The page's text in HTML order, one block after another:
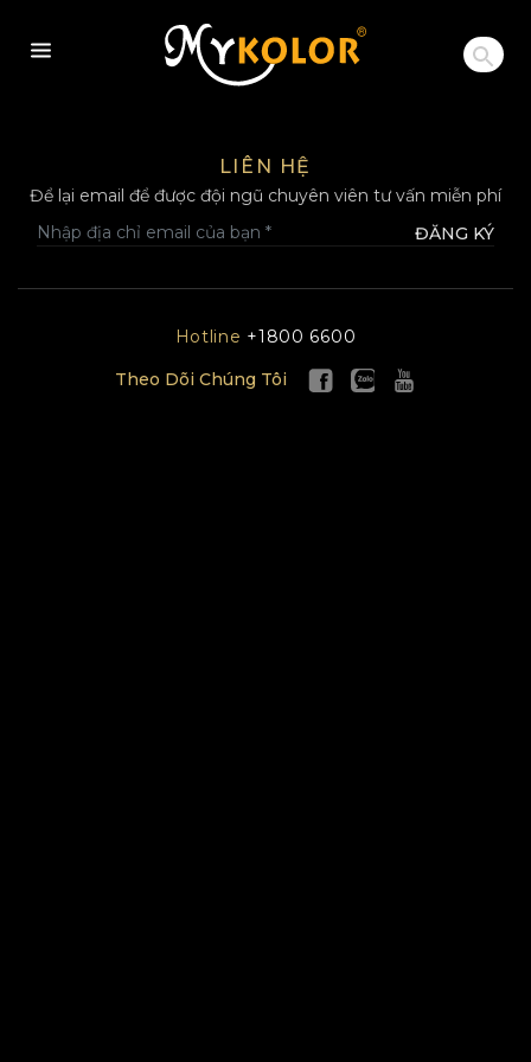
MYKOLOR
LIÊN HỆ
Để lại email để được đội ngũ chuyên viên tư vấn miễn phí
ĐĂNG KÝ
Hotline +1800 6600
Theo Dõi Chúng Tôi